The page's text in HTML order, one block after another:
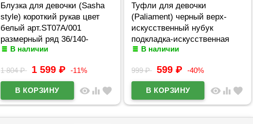
Блузка для девочки (Sasha
style) короткий рукав цвет
белый арт.ST07A/001
размерный ряд 36/140-
44/164
В наличии
1 804₽ 1 599₽ -11%
visibility equalizer favorite
Туфли для девочки
(Paliament) черный верх-
искусственный нубук
подкладка-искусственная
кожа размерный ряд 32-37
В наличии
999₽ 599₽ -40%
visibility equalizer favorite